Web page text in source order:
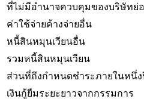
ที่ไม่มีอำนาจควบคุมของบริษัทย่
ค่าใช้จ่ายค้างจ่ายอื่น
หนี้สินหมุนเวียนอื่น
รวมหนี้สินหมุนเวียน
ส่วนที่ถึงกำหนดชำระภายในหนึ่ง
เงินกู้ยืมระยะยาวจากกรรมการ